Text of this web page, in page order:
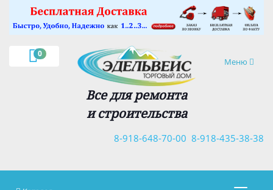
0
Навигация
Меню
Все для ремонта
и строительства
8-918-435-38-38
8-918-648-70-00
×